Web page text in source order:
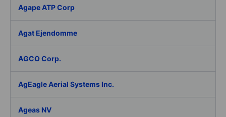
Agape ATP Corp
Agat Ejendomme
AGCO Corp.
AgEagle Aerial Systems Inc.
Ageas NV